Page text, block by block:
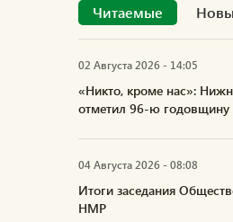
Читаемые
02 Августа 2026 - 14:05
«Никто, кроме нас»:
отметил 96-ю годовщину
04 Августа 2026 - 08:08
Итоги заседания
НМР